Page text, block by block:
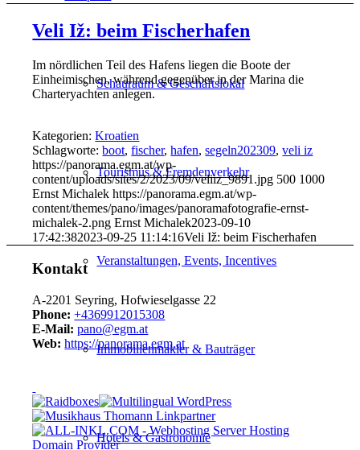
Schauraum & Geschäftslokal
Tourismus & Fremdenverkehr
Veranstaltungen, Events, Incentives
Immobilienmakler & Bauträger
Hotels & Gastronomie
Veli Iž: beim Fischerhafen
Im nördlichen Teil des Hafens liegen die Boote der
Einheimischen, während gegenüber in der Marina die
Charteryachten anlegen.
Kategorien:Kroatien
Schlagworte:boot,fischer,hafen,segeln202309,veli iz
https://panorama.egm.at/wp-
content/uploads/sites/2/2023/09/veliiz_9891.jpg 500 1000
Ernst Michalek https://panorama.egm.at/wp-
content/themes/pano/images/panoramafotografie-ernst-
michalek-2.png Ernst Michalek2023-09-10
17:42:382023-09-25 11:14:16Veli Iž: beim Fischerhafen
Kontakt
A-2201 Seyring, Hofwieselgasse 22
Phone: +4369912015308
E-Mail: pano@egm.at
Web: https://panorama.egm.at